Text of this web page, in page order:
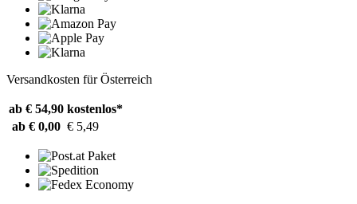
Versandkosten für Österreich
ab € 54,90 kostenlos*
ab € 0,00 € 5,49